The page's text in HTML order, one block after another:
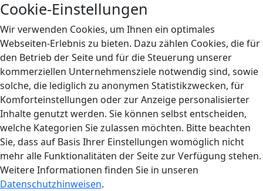
Cookie-Einstellungen
Wir verwenden Cookies, um Ihnen ein optimales
Webseiten-Erlebnis zu bieten. Dazu zählen Cookies, die für
den Betrieb der Seite und für die Steuerung unserer
kommerziellen Unternehmensziele notwendig sind, sowie
solche, die lediglich zu anonymen Statistikzwecken, für
Komforteinstellungen oder zur Anzeige personalisierter
Inhalte genutzt werden. Sie können selbst entscheiden,
welche Kategorien Sie zulassen möchten. Bitte beachten
Sie, dass auf Basis Ihrer Einstellungen womöglich nicht
mehr alle Funktionalitäten der Seite zur Verfügung stehen.
Weitere Informationen finden Sie in unseren
Datenschutzhinweisen.